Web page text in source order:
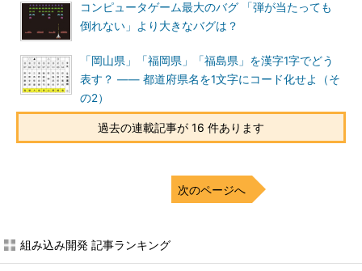
コンピュータゲーム最大のバグ 「弾が当たっても
倒れない」より大きなバグは？
「岡山県」「福岡県」「福島県」を漢字1字でどう
表す？ ―― 都道府県名を1文字にコード化せよ（そ
の2）
過去の連載記事が 16 件あります
次のページへ
組み込み開発 記事ランキング